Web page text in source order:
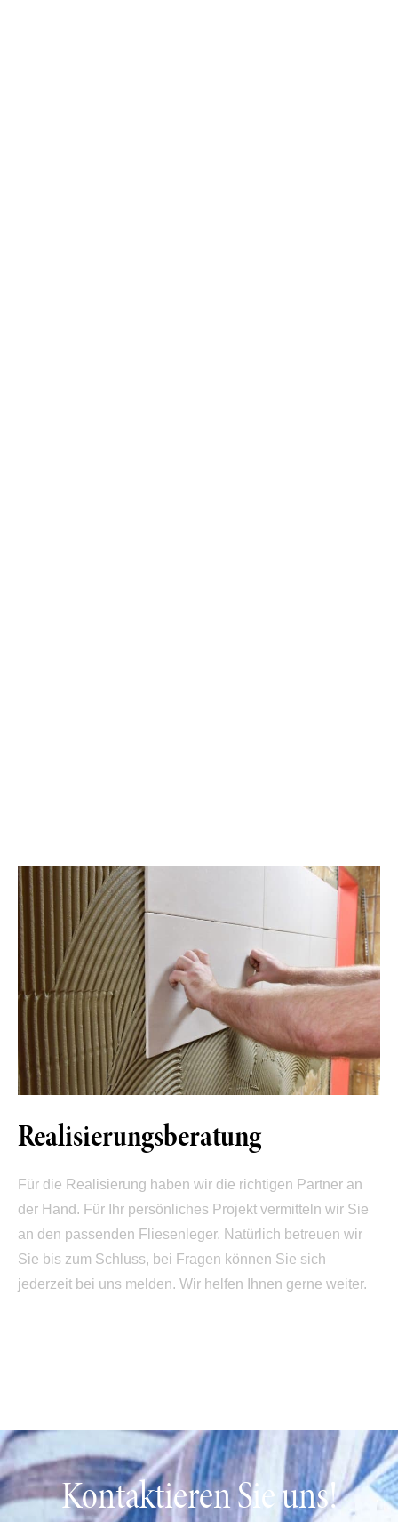
Realisierungsberatung
Für die Realisierung haben wir die richtigen Partner an
der Hand. Für Ihr persönliches Projekt vermitteln wir Sie
an den passenden Fliesenleger. Natürlich betreuen wir
Sie bis zum Schluss, bei Fragen können Sie sich
jederzeit bei uns melden. Wir helfen Ihnen gerne weiter.
Kontaktieren Sie uns!